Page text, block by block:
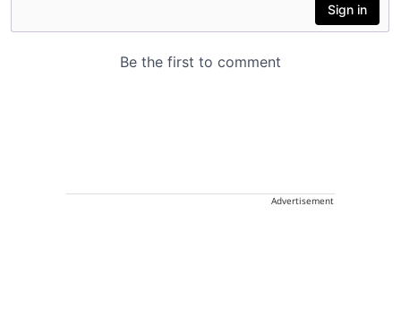
Advertisement